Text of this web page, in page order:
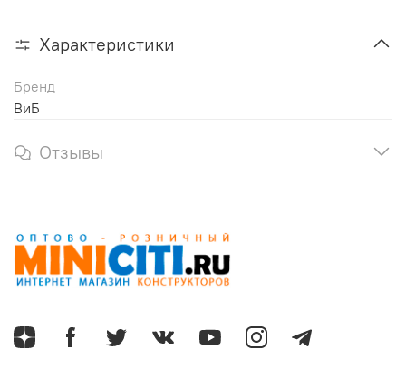
Характеристики
Бренд
ВиБ
Отзывы